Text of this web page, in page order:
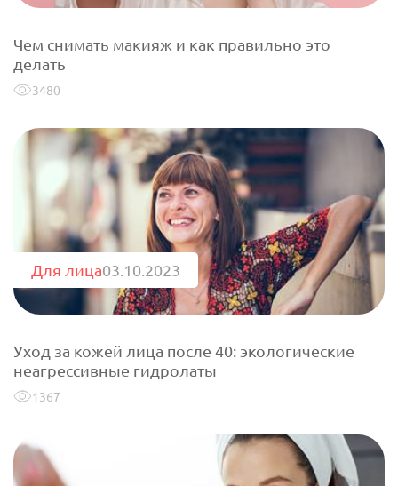
Чем снимать макияж и как правильно это
делать
3480
Для лица03.10.2023
Уход за кожей лица после 40: экологические
неагрессивные гидролаты
1367